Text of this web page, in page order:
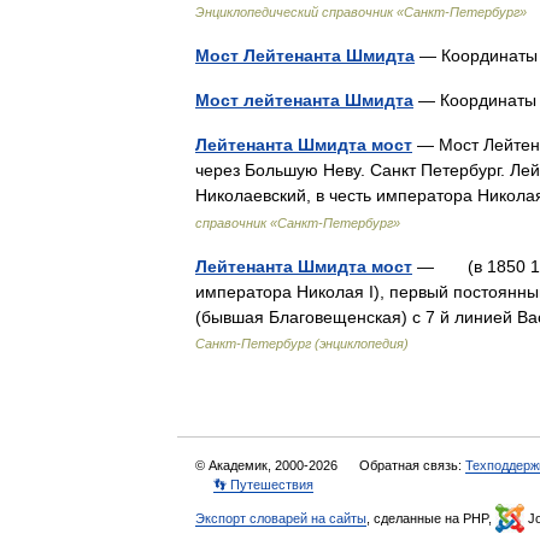
Энциклопедический справочник «Санкт-Петербург»
Мост Лейтенанта Шмидта —
Мост лейтенанта Шмидта —
Лейтенанта Шмидта мост — Мост
через Большую Неву. Санкт Петербург.
Николаевский, в честь императора
справочник «Санкт-Петербург»
Лейтенанта Шмидта мост — (в 1850
императора Николая I), первый
(бывшая Благовещенская) с 7 й линией
Санкт-Петербург (энциклопедия)
© Академик, 2000-2026 Обратная связь:
👣 Путешествия
Экспорт словарей на сайты , сделанные на PHP,